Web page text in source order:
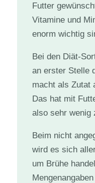
Futter
Vitamine und
enorm wichtig
Bei den Diät-
an erster Stelle
macht als Zutat
Das hat mit
also sehr wenig
Beim nicht
wird es sich
um Brühe